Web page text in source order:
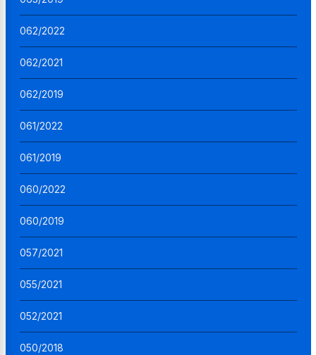
062/2022
062/2021
062/2019
061/2022
061/2019
060/2022
060/2019
057/2021
055/2021
052/2021
050/2018